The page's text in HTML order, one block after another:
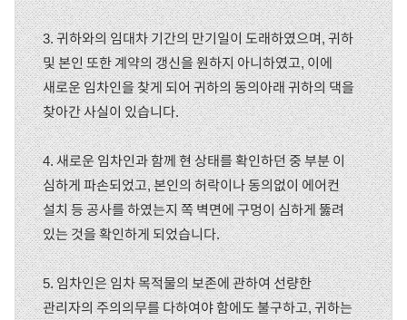
3. 귀하와의 임대차 기간의 만기일이 도래하였으며, 귀하
및 본인 또한 계약의 갱신을 원하지 아니하였고, 이에
새로운 임차인을 찾게 되어 귀하의 동의아래 귀하의 댁을
찾아간 사실이 있습니다.
4. 새로운 임차인과 함께 현 상태를 확인하던 중 부분 이
심하게 파손되었고, 본인의 허락이나 동의없이 에어컨
설치 등 공사를 하였는지 쪽 벽면에 구멍이 심하게 뚫려
있는 것을 확인하게 되었습니다.
5. 임차인은 임차 목적물의 보존에 관하여 선량한
관리자의 주의의무를 다하여야 함에도 불구하고, 귀하는